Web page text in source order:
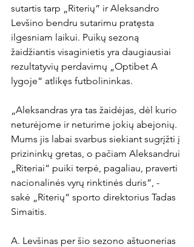
sutartis tarp „Riterių“ ir Aleksandro
Levšino bendru sutarimu pratęsta
ilgesniam laikui. Puikų sezoną
žaidžiantis visaginietis yra daugiausiai
rezultatyvių perdavimų „Optibet A
lygoje“ atlikęs futbolininkas.
„Aleksandras yra tas žaidėjas, dėl kurio
neturėjome ir neturime jokių abejonių.
Mums jis labai svarbus siekiant sugrįžti į
prizininkų gretas, o pačiam Aleksandrui
„Riteriai“ puiki terpė, pagaliau, praverti
nacionalinės vyrų rinktinės duris“, -
sakė „Riterių“ sporto direktorius Tadas
Simaitis.
A. Levšinas per šio sezono aštuonerias